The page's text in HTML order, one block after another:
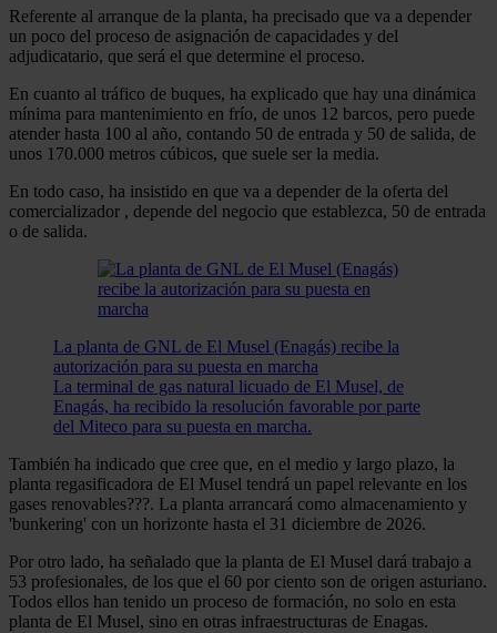
Referente al arranque de la planta, ha precisado que va a depender
un poco del proceso de asignación de capacidades y del
adjudicatario, que será el que determine el proceso.
En cuanto al tráfico de buques, ha explicado que hay una dinámica
mínima para mantenimiento en frío, de unos 12 barcos, pero puede
atender hasta 100 al año, contando 50 de entrada y 50 de salida, de
unos 170.000 metros cúbicos, que suele ser la media.
En todo caso, ha insistido en que va a depender de la oferta del
comercializador , depende del negocio que establezca, 50 de entrada
o de salida.
La planta de GNL de El Musel (Enagás) recibe la
autorización para su puesta en marcha
La terminal de gas natural licuado de El Musel, de
Enagás, ha recibido la resolución favorable por parte
del Miteco para su puesta en marcha.
También ha indicado que cree que, en el medio y largo plazo, la
planta regasificadora de El Musel tendrá un papel relevante en los
gases renovables???. La planta arrancará como almacenamiento y
'bunkering' con un horizonte hasta el 31 diciembre de 2026.
Por otro lado, ha señalado que la planta de El Musel dará trabajo a
53 profesionales, de los que el 60 por ciento son de origen asturiano.
Todos ellos han tenido un proceso de formación, no solo en esta
planta de El Musel, sino en otras infraestructuras de Enagas.